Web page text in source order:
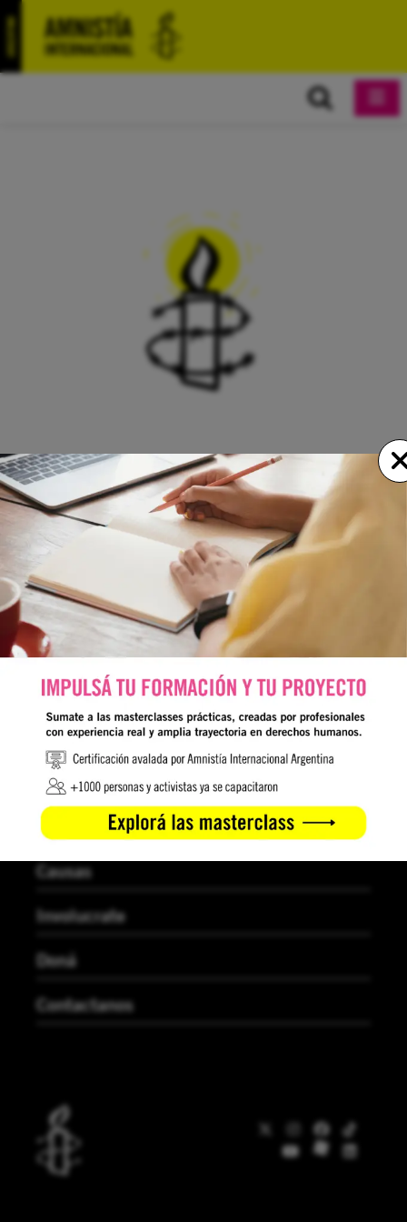
¡PÁGINA INEXISTENTE!
La url solicitada(/43estudiantes) no se encuentra
disponible.
VOLVER A LA HOME
Nosotros
Noticias
Causas
Involucrate
Doná
Contactanos